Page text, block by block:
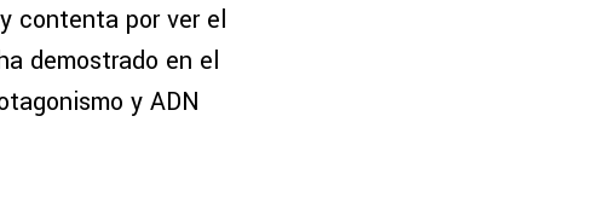
contenta por ver el
demostrado en el
y ADN